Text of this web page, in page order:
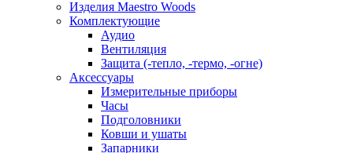
Изделия Maestro Woods
Комплектующие
Аудио
Вентиляция
Защита (-тепло, -термо, -огне)
Аксессуары
Измерительные приборы
Часы
Подголовники
Ковши и ушаты
Запарники